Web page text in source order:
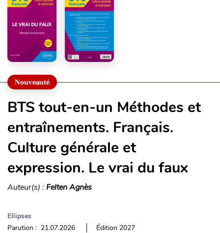
Nouveauté
BTS tout-en-un Méthodes et
entraînements. Français.
Culture générale et
expression. Le vrai du faux
Auteur(s) : Felten Agnès
Ellipses
Parution : 21.07.2026
Édition 2027